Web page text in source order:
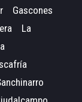
Gascones
La